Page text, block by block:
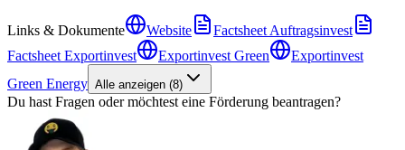
Links & Dokumente Website
Factsheet Auftragsinvest
Factsheet Exportinvest
Exportinvest Green
Exportinvest
Green Energy Alle anzeigen (8)
Du hast Fragen oder möchtest eine Förderung beantragen?